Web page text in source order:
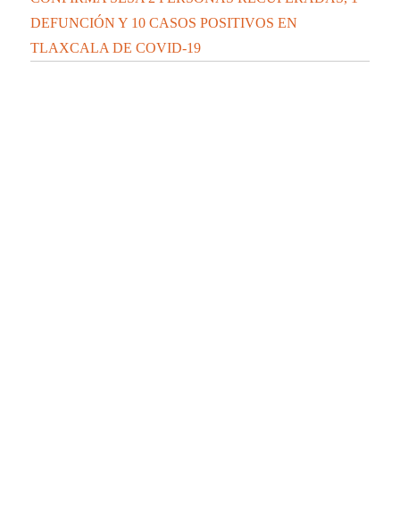
DEFUNCIÓN Y 10 CASOS POSITIVOS EN
TLAXCALA DE COVID-19